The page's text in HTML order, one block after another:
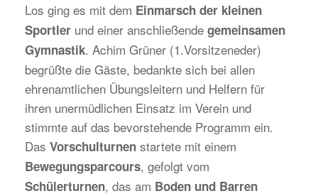
Los ging es mit dem Einmarsch der kleinen
Sportler und einer anschließende gemeinsamen
Gymnastik. Achim Grüner (1.Vorsitzeneder)
begrüßte die Gäste, bedankte sich bei allen
ehrenamtlichen Übungsleitern und Helfern für
ihren unermüdlichen Einsatz im Verein und
stimmte auf das bevorstehende Programm ein.
Das Vorschulturnen startete mit einem
Bewegungsparcours, gefolgt vom
Schülerturnen, das am Boden und Barren